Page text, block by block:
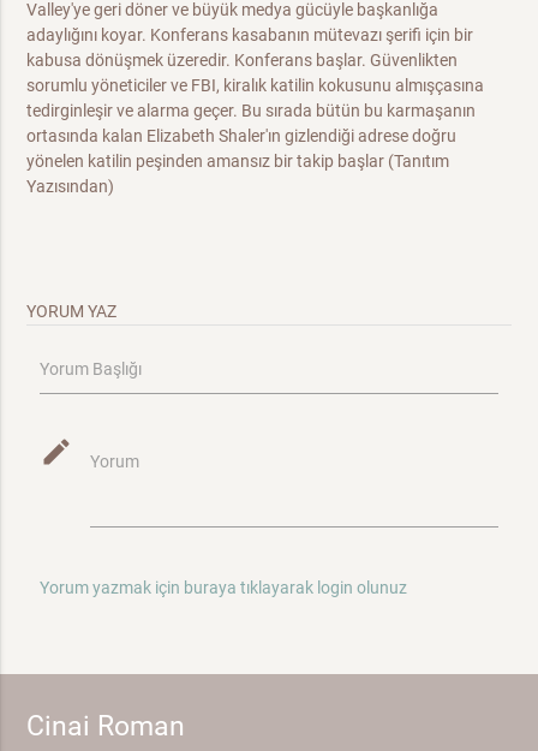
Valley'ye geri döner ve büyük medya gücüyle başkanlığa
adaylığını koyar. Konferans kasabanın mütevazı şerifi için bir
kabusa dönüşmek üzeredir. Konferans başlar. Güvenlikten
sorumlu yöneticiler ve FBI, kiralık katilin kokusunu almışçasına
tedirginleşir ve alarma geçer. Bu sırada bütün bu karmaşanın
ortasında kalan Elizabeth Shaler'ın gizlendiği adrese doğru
yönelen katilin peşinden amansız bir takip başlar (Tanıtım
Yazısından)
YORUM YAZ
Yorum Başlığı
mode_edit Yorum
Yorum yazmak için buraya tıklayarak login olunuz
Cinai Roman